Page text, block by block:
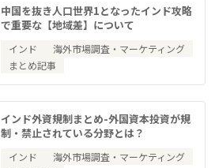
中国を抜き人口世界1となったインド攻略
で重要な【地域差】について
インド
海外市場調査・マーケティング
まとめ記事
インド外資規制まとめ-外国資本投資が規
制・禁止されている分野とは？
インド
海外市場調査・マーケティング